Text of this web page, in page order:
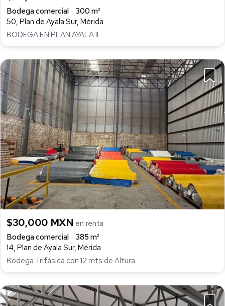
Bodega comercial
300 m²
50, Plan de Ayala Sur, Mérida
BODEGA EN PLAN AYALA II
$30,000 MXN en renta
Bodega comercial
385 m²
14, Plan de Ayala Sur, Mérida
Bodega Trifásica con 12 mts de Altura